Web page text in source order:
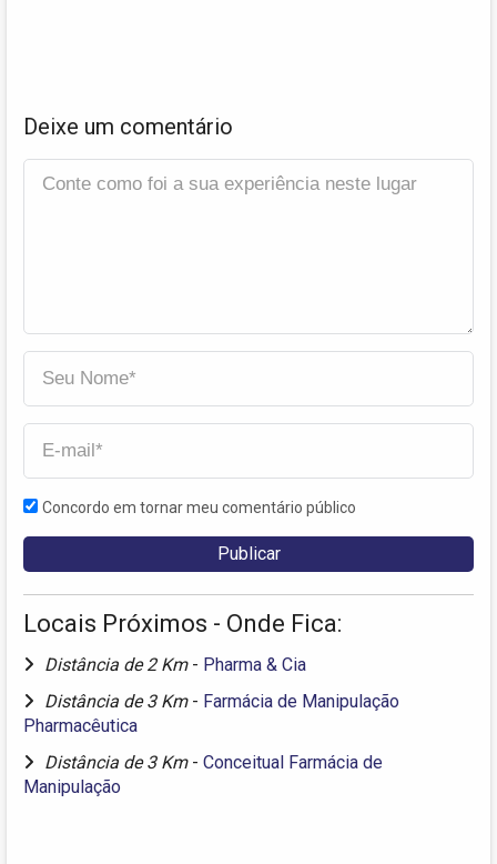
Deixe um comentário
Concordo em tornar meu comentário público
Locais Próximos - Onde Fica:
Distância de 2 Km - Pharma & Cia
Distância de 3 Km - Farmácia de Manipulação
Pharmacêutica
Distância de 3 Km - Conceitual Farmácia de
Manipulação